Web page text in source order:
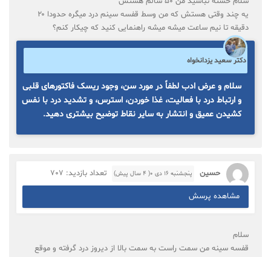
یه چند وقتی هستش که من وسط قفسه سینم درد میگره حدودا ۲۰
دقیقه تا نیم ساعت میشه میشه راهنمایی کنید که چیکار کنم؟
دکتر سعید یزدانخواه
سلام و عرض ادب لطفاً در مورد سن، وجود ریسک فاکتورهای قلبی
و ارتباط درد با فعالیت، غذا خوردن، استرس، و تشدید درد با نفس
کشیدن عمیق و انتشار به سایر نقاط توضیح بیشتری دهید.
حسین پنجشنبه ۱۶ دی ۰( 4 سال پیش) تعداد بازدید: 707
مشاهده پرسش
سلام
قفسه سینه من سمت راست به سمت بالا از دیروز درد گرفته و موقع